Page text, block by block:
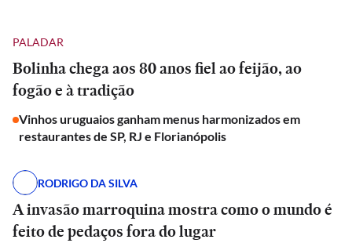
PALADAR
Bolinha chega aos 80 anos fiel ao feijão, ao
fogão e à tradição
Vinhos uruguaios ganham menus harmonizados em
restaurantes de SP, RJ e Florianópolis
RODRIGO DA SILVA
A invasão marroquina mostra como o mundo é
feito de pedaços fora do lugar